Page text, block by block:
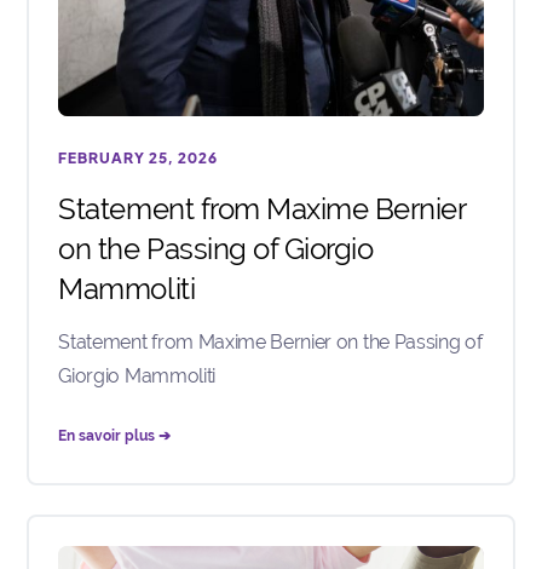
FEBRUARY 25, 2026
Statement from Maxime Bernier
on the Passing of Giorgio
Mammoliti
Statement from Maxime Bernier on the Passing of
Giorgio Mammoliti
En savoir plus ➔